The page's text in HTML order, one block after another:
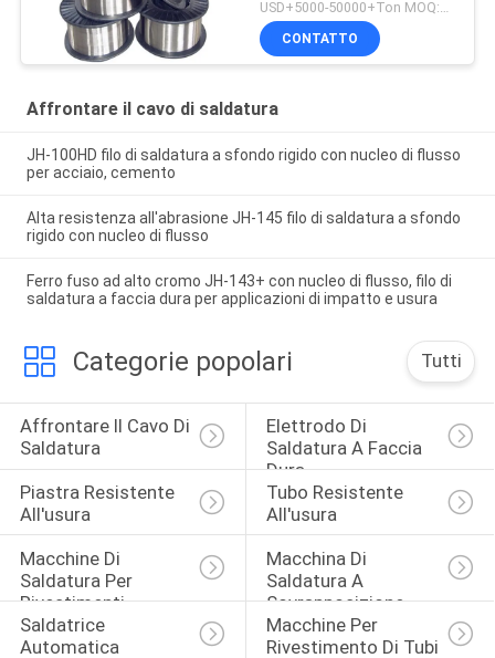
CONTATTO
Affrontare il cavo di saldatura
JH-100HD filo di saldatura a sfondo rigido con nucleo di flusso
per acciaio, cemento
Alta resistenza all'abrasione JH-145 filo di saldatura a sfondo
rigido con nucleo di flusso
Ferro fuso ad alto cromo JH-143+ con nucleo di flusso, filo di
saldatura a faccia dura per applicazioni di impatto e usura
Categorie popolari Tutti
Affrontare Il Cavo Di
Saldatura
Elettrodo Di
Saldatura A Faccia
Dura
Piastra Resistente
All'usura
Tubo Resistente
All'usura
Macchine Di
Saldatura Per
Rivestimenti
Macchina Di
Saldatura A
Sovrapposizione
Saldatrice
Automatica
Macchine Per
Rivestimento Di Tubi